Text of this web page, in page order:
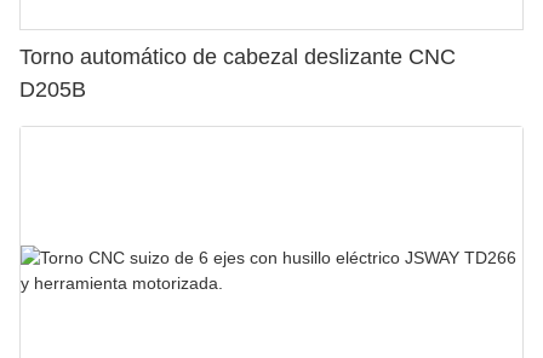
Torno automático de cabezal deslizante CNC
D205B